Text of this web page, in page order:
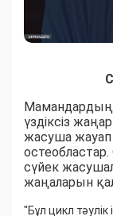
Мамандардың
үздіксіз
жасуша жауап
сүйек
жаңаларын
"Бұл цикл тәулік